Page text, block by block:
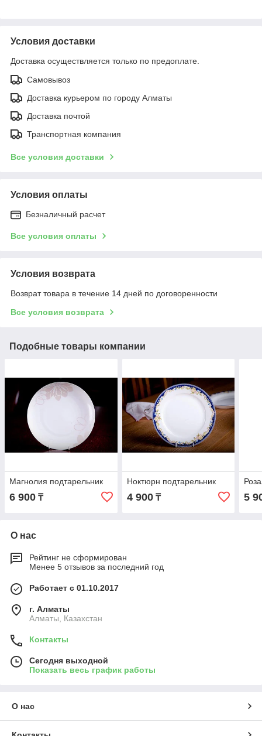
Условия доставки
Доставка осуществляется только по предоплате.
Самовывоз
Доставка курьером по городу Алматы
Доставка почтой
Транспортная компания
Все условия доставки
Условия оплаты
Безналичный расчет
Все условия оплаты
Условия возврата
Возврат товара в течение 14 дней по договоренности
Все условия возврата
Подобные товары компании
Магнолия подтарельник
6 900 ₸
Ноктюрн подтарельник
4 900₸ 5
О нас
Рейтинг не сформирован
Менее 5 отзывов за последний год
Работает с 01.10.2017
г. Алматы
Алматы, Казахстан
Контакты
Сегодня выходной
Показать весь график работы
О нас